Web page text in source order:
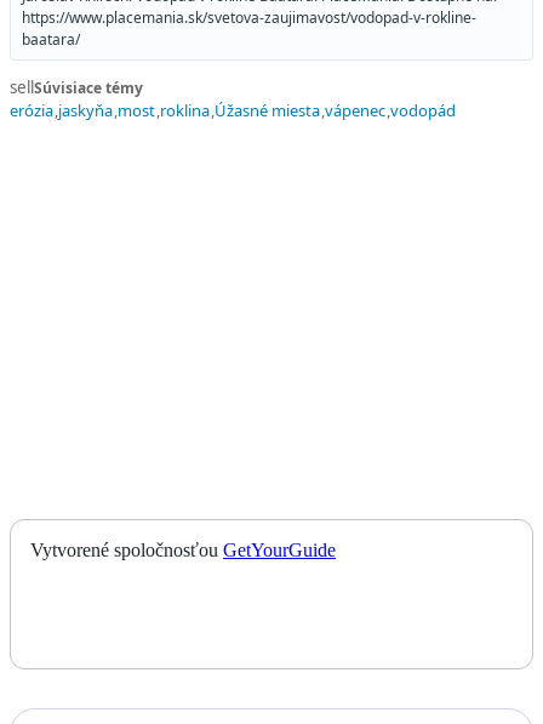
https://www.placemania.sk/svetova-zaujimavost/vodopad-v-rokline-
baatara/
sell Súvisiace témy
erózia jaskyňa most roklina Úžasné miesta vápenec vodopád
Vytvorené spoločnosťou GetYourGuide; otvorí sa v novej karte